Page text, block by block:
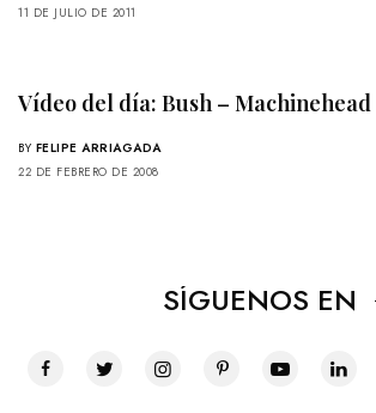
11 DE JULIO DE 2011
Vídeo del día: Bush – Machinehead
BY FELIPE ARRIAGADA
22 DE FEBRERO DE 2008
SÍGUENOS EN